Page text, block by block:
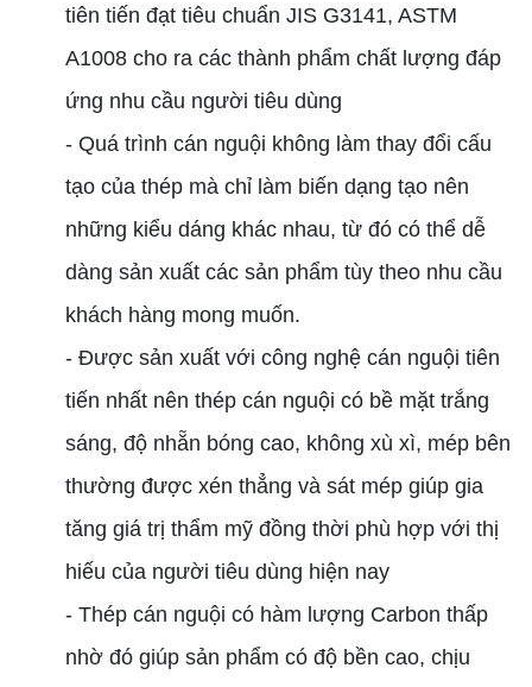
tiên tiến đạt tiêu chuẩn JIS G3141, ASTM
A1008 cho ra các thành phẩm chất lượng đáp
ứng nhu cầu người tiêu dùng
- Quá trình cán nguội không làm thay đổi cấu
tạo của thép mà chỉ làm biến dạng tạo nên
những kiểu dáng khác nhau, từ đó có thể dễ
dàng sản xuất các sản phẩm tùy theo nhu cầu
khách hàng mong muốn.
- Được sản xuất với công nghệ cán nguội tiên
tiến nhất nên thép cán nguội có bề mặt trắng
sáng, độ nhẵn bóng cao, không xù xì, mép bên
thường được xén thẳng và sát mép giúp gia
tăng giá trị thẩm mỹ đồng thời phù hợp với thị
hiếu của người tiêu dùng hiện nay
- Thép cán nguội có hàm lượng Carbon thấp
nhờ đó giúp sản phẩm có độ bền cao, chịu